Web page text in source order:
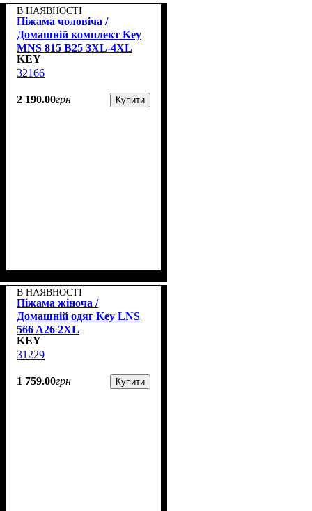
В НАЯВНОСТІ
Піжама чоловіча /
Домашній комплект Key
MNS 815 B25 3XL-4XL
KEY
32166
2 190.00грн Купити
В НАЯВНОСТІ
Піжама жіноча /
Домашній одяг Key LNS
566 A26 2XL
KEY
31229
1 759.00грн Купити